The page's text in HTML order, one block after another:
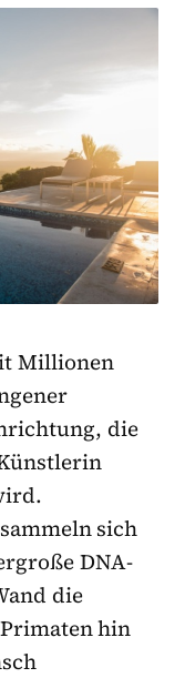
Millionen
die
sich
DNA-
die
hin